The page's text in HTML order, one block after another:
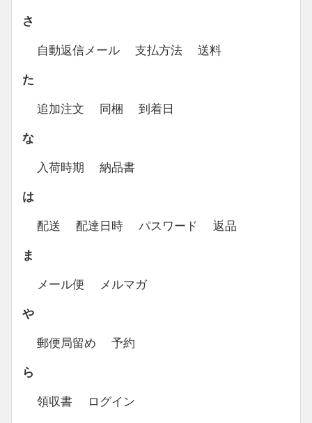
さ
自動返信メール 支払方法 送料
た
追加注文 同梱 到着日
な
入荷時期 納品書
は
配送 配達日時 パスワード 返品
ま
メール便 メルマガ
や
郵便局留め 予約
ら
領収書 ログイン